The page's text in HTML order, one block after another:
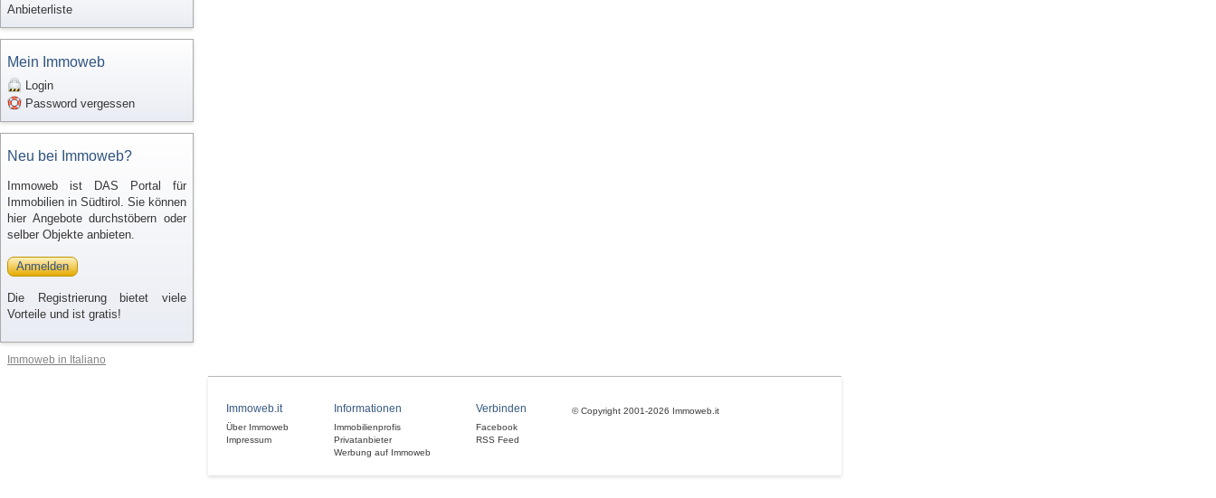
Anbieterliste
Mein Immoweb
Login
Password vergessen
Neu bei Immoweb?
Immoweb ist DAS Portal für
Immobilien in Südtirol. Sie können
hier Angebote durchstöbern oder
selber Objekte anbieten.
Anmelden
Die Registrierung bietet viele
Vorteile und ist gratis!
Immoweb in Italiano
Immoweb.it
Über Immoweb
Impressum
Informationen
Immobilienprofis
Privatanbieter
Werbung auf Immoweb
Verbinden
Facebook
RSS Feed
© Copyright 2001-2026 Immoweb.it